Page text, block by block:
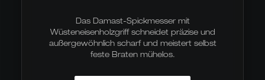
Das Damast-Spickmesser mit
Wüsteneisenholzgriff schneidet präzise und
außergewöhnlich scharf und meistert selbst
feste Braten mühelos.